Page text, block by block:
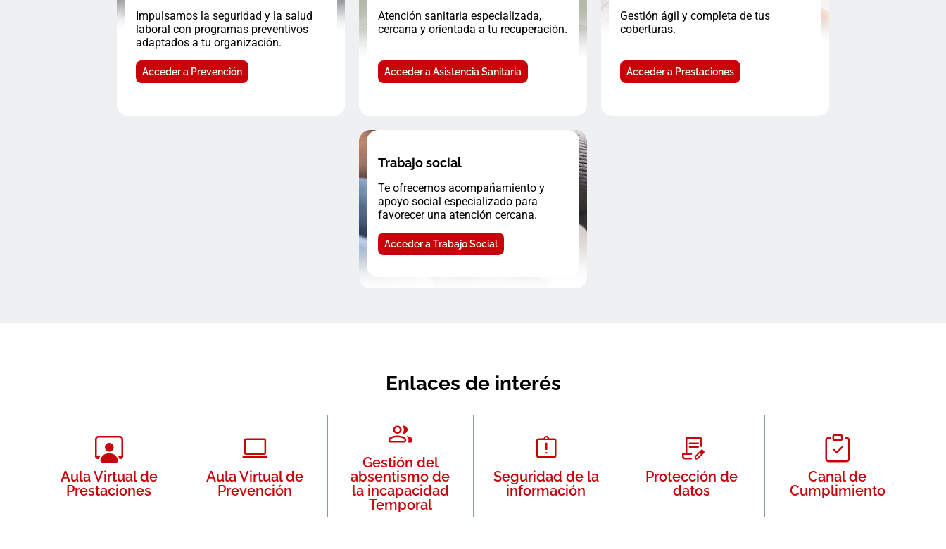
Impulsamos la seguridad y la salud
laboral con programas preventivos
adaptados a tu organización.
Acceder a Prevención
Atención sanitaria especializada,
cercana y orientada a tu recuperación.
Acceder a Asistencia Sanitaria
Gestión ágil y completa de tus
coberturas.
Acceder a Prestaciones
Trabajo social
Te ofrecemos acompañamiento y
apoyo social especializado para
favorecer una atención cercana.
Acceder a Trabajo Social
Enlaces de interés
Aula Virtual de
Prestaciones
Aula Virtual de
Prevención
Gestión del
absentismo de
la incapacidad
Temporal
Seguridad de la
información
Protección de
datos
Canal de
Cumplimiento